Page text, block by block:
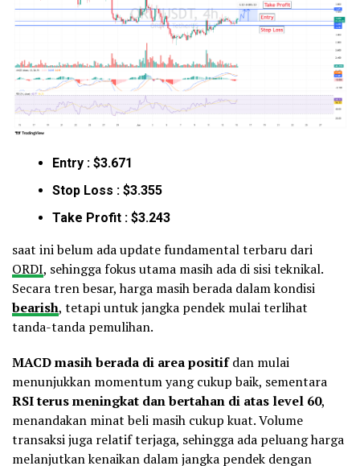
Entry : $3.671
Stop Loss : $3.355
Take Profit : $3.243
saat ini belum ada update fundamental terbaru dari
ORDI, sehingga fokus utama masih ada di sisi teknikal.
Secara tren besar, harga masih berada dalam kondisi
bearish, tetapi untuk jangka pendek mulai terlihat
tanda-tanda pemulihan.
MACD masih berada di area positifdan mulai
menunjukkan momentum yang cukup baik, sementara
RSI terus meningkat dan bertahan di atas level 60,
menandakan minat beli masih cukup kuat. Volume
transaksi juga relatif terjaga, sehingga ada peluang harga
melanjutkan kenaikan dalam jangka pendek dengan